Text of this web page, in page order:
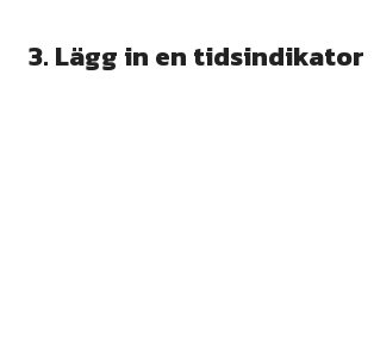
3. Lägg in en tidsindikator